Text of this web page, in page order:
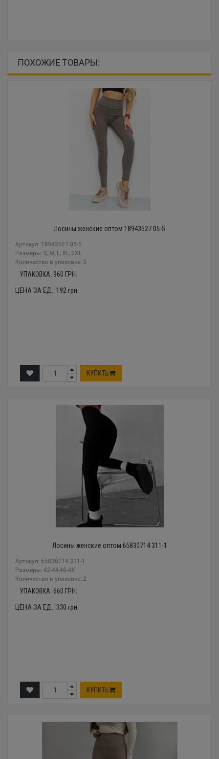
ПОХОЖИЕ ТОВАРЫ:
Лосины женские оптом 18943527 05-5
Артикул: 18943527 05-5
Размеры: S, M, L, XL, 2XL
Количество в упаковке: 5
УПАКОВКА: 960 ГРН.
ЦЕНА ЗА ЕД.: 192грн.
КУПИТЬ
Лосины женские оптом 65830714 311-1
Артикул: 65830714 311-1
Размеры: 42-44,46-48
Количество в упаковке: 2
УПАКОВКА: 660 ГРН.
ЦЕНА ЗА ЕД.: 330 грн.
КУПИТЬ